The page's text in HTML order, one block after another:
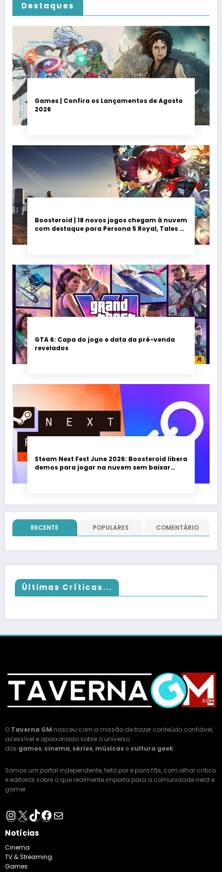
Destaques
Games | Confira os Lançamentos de Agosto
2026
Boosteroid | 18 novos jogos chegam à nuvem
com destaque para Persona 5 Royal, Tales of
GTA 6: Capa do jogo e data da pré-venda
revelados
Steam Next Fest June 2026: Boosteroid libera
demos para jogar na nuvem sem baixar
RECENTE POPULARES COMENTÁRIO
Últimas Críticas...
O Taverna GM nasceu com a missão de trazer conteúdo confiável,
acessível e apaixonado sobre o universo
dos games, cinema, séries, músicas e cultura geek.
Somos um portal independente, feito por e para fãs, com olhar crítico
e editorial sobre o que realmente importa para a comunidade nerd e
gamer.
Instagram
X TikTok
Facebook
E-mail
Notícias
Cinema
TV & Streaming
Games